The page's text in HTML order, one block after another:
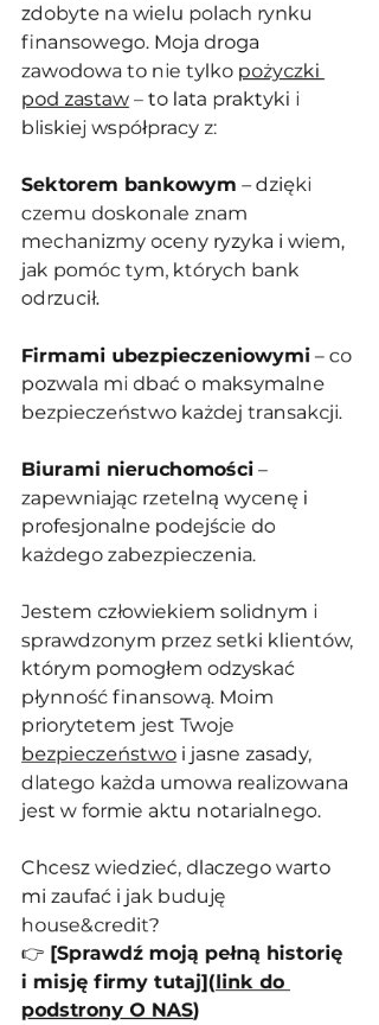
zdobyte na wielu polach rynku
finansowego. Moja droga
zawodowa to nie tylko pożyczki
pod zastaw – to lata praktyki i
bliskiej współpracy z:
Sektorem bankowym – dzięki
czemu doskonale znam
mechanizmy oceny ryzyka i wiem,
jak pomóc tym, których bank
odrzucił.
Firmami ubezpieczeniowymi – co
pozwala mi dbać o maksymalne
bezpieczeństwo każdej transakcji.
Biurami nieruchomości –
zapewniając rzetelną wycenę i
profesjonalne podejście do
każdego zabezpieczenia.
Jestem człowiekiem solidnym i
sprawdzonym przez setki klientów,
którym pomogłem odzyskać
płynność finansową. Moim
priorytetem jest Twoje
bezpieczeństwo i jasne zasady,
dlatego każda umowa realizowana
jest w formie aktu notarialnego.
Chcesz wiedzieć, dlaczego warto
mi zaufać i jak buduję
house&credit?
👉 [Sprawdź moją pełną historię
i misję firmy tutaj](link do
podstrony O NAS)